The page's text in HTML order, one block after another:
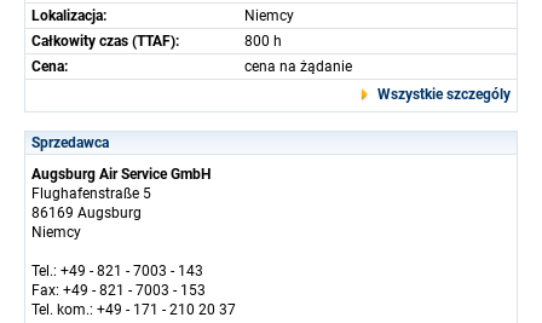
Lokalizacja:
Niemcy
Całkowity czas (TTAF):
800 h
Cena:
cena na żądanie
Wszystkie szczególy
Sprzedawca
Augsburg Air Service GmbH
Flughafenstraße 5
86169 Augsburg
Niemcy
Tel.: +49 - 821 - 7003 - 143
Fax: +49 - 821 - 7003 - 153
Tel. kom.: +49 - 171 - 210 20 37